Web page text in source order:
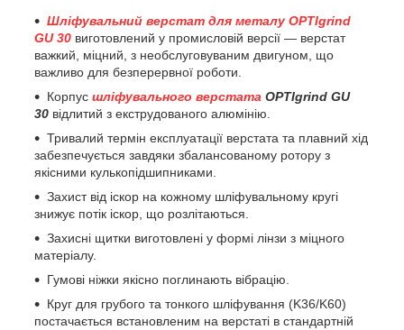
Шліфувальний верстат для металу OPTIgrind
GU 30 виготовлений у промисловій версії — верстат
важкий, міцний, з необслуговуваним двигуном, що
важливо для безперервної роботи.
Корпус шліфувального верстата OPTIgrind GU
30 відлитий з екструдованого алюмінію.
Тривалий термін експлуатації верстата та плавний хід
забезпечується завдяки збалансованому ротору з
якісними кулькопідшипниками.
Захист від іскор на кожному шліфувальному кругі
знижує потік іскор, що розлітаються.
Захисні щитки виготовлені у формі лінзи з міцного
матеріалу.
Гумові ніжки якісно поглинають вібрацію.
Круг для грубого та тонкого шліфування (K36/K60)
постачається встановленим на верстаті в стандартній